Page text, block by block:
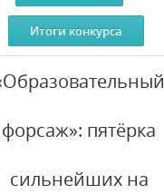
Итоги конкурса
форсаж»: пятёрка
сильнейших на